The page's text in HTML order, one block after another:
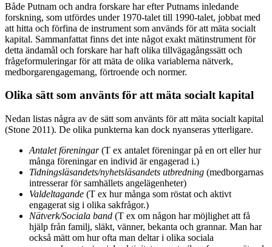
Både Putnam och andra forskare har efter Putnams inledande
forskning, som utfördes under 1970-talet till 1990-talet, jobbat med
att hitta och förfina de instrument som används för att mäta socialt
kapital. Sammanfattat finns det inte något exakt mätinstrument för
detta ändamål och forskare har haft olika tillvägagångssätt och
frågeformuleringar för att mäta de olika variablerna nätverk,
medborgarengagemang, förtroende och normer.
Olika sätt som använts för att mäta socialt kapital
Nedan listas några av de sätt som använts för att mäta socialt kapital
(Stone 2011). De olika punkterna kan dock nyanseras ytterligare.
Antalet föreningar(T ex antalet föreningar på en ort eller hur
många föreningar en individ är engagerad i.)
Tidningsläsandets/nyhetsläsandets utbredning (medborgarnas
intresserar för samhällets angelägenheter)
Valdeltagande (T ex hur många som röstat och aktivt
engagerat sig i olika sakfrågor.)
Nätverk/Sociala band (T ex om någon har möjlighet att få
hjälp från familj, släkt, vänner, bekanta och grannar. Man har
också mätt om hur ofta man deltar i olika sociala